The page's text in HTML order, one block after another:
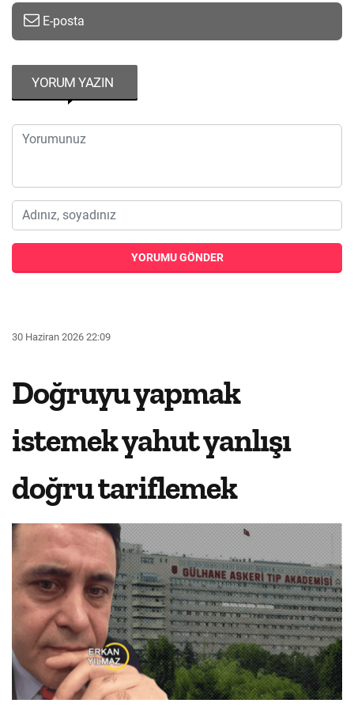
E-posta
YORUM YAZIN
YORUMU GÖNDER
30 Haziran 2026 22:09
Doğruyu yapmak
istemek yahut yanlışı
doğru tariflemek